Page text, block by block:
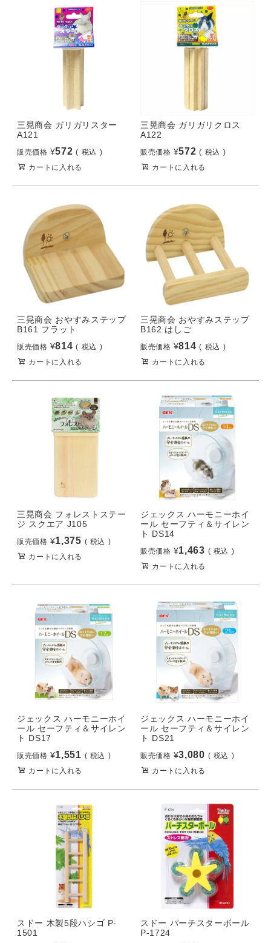
三晃商会 ガリガリスター
A121
販売価格 ¥572
税込
カートに入れる
三晃商会 ガリガリクロス
A122
販売価格 ¥572
税込
カートに入れる
三晃商会 おやすみステップ
B161 フラット
販売価格 ¥814
税込
カートに入れる
三晃商会 おやすみステップ
B162 はしご
販売価格 ¥814
税込
カートに入れる
三晃商会 フォレストステー
ジ スクエア J105
販売価格 ¥1,375
税込
カートに入れる
ジェックス ハーモニーホイ
ール セーフティ＆サイレン
ト DS14
販売価格 ¥1,463
税込
カートに入れる
ジェックス ハーモニーホイ
ール セーフティ＆サイレン
ト DS17
販売価格 ¥1,551
税込
カートに入れる
ジェックス ハーモニーホイ
ール セーフティ＆サイレン
ト DS21
販売価格 ¥3,080
税込
カートに入れる
スドー 木製5段ハシゴ P-
1501
スドー パーチスターボール
P-1724